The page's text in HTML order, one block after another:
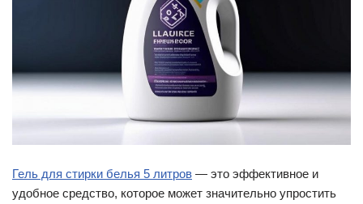
Гель для стирки белья 5 литров — это эффективное и
удобное средство, которое может значительно упростить